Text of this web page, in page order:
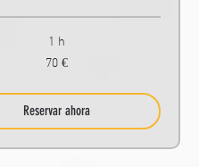
1 h
70 €
Reservar ahora